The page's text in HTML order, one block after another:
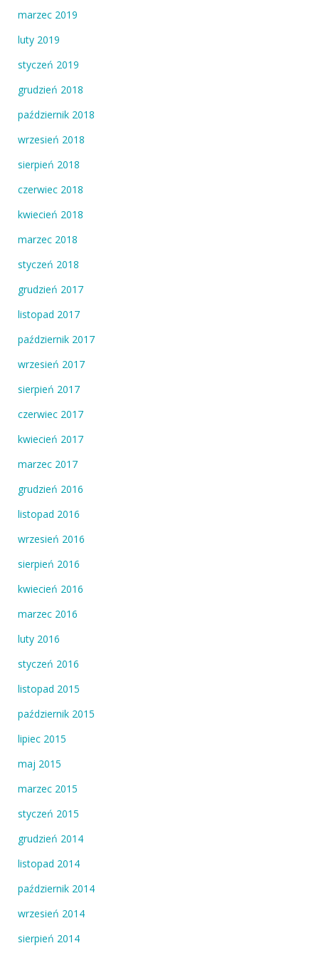
marzec 2019
luty 2019
styczeń 2019
grudzień 2018
październik 2018
wrzesień 2018
sierpień 2018
czerwiec 2018
kwiecień 2018
marzec 2018
styczeń 2018
grudzień 2017
listopad 2017
październik 2017
wrzesień 2017
sierpień 2017
czerwiec 2017
kwiecień 2017
marzec 2017
grudzień 2016
listopad 2016
wrzesień 2016
sierpień 2016
kwiecień 2016
marzec 2016
luty 2016
styczeń 2016
listopad 2015
październik 2015
lipiec 2015
maj 2015
marzec 2015
styczeń 2015
grudzień 2014
listopad 2014
październik 2014
wrzesień 2014
sierpień 2014